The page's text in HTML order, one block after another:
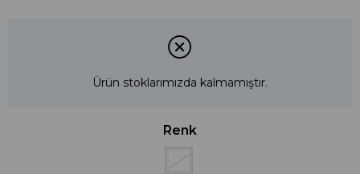
Ürün stoklarımızda kalmamıştır.
Renk